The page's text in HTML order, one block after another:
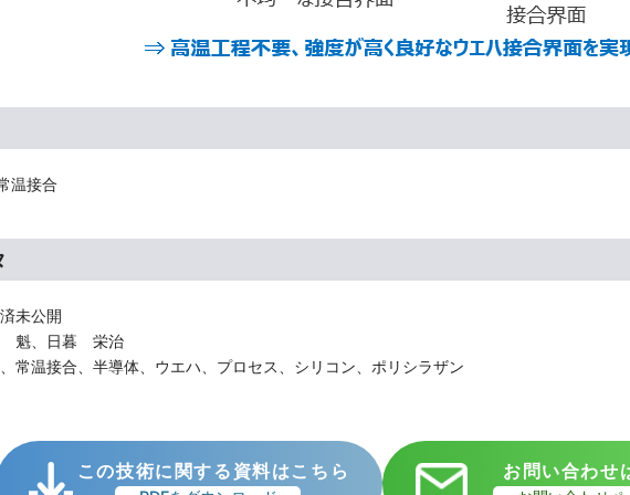
温接合
未公開
、日暮 栄治
常温接合、半導体、ウエハ、プロセス、シリコン、ポリシラザン
この技術に関する資料はこちら お問い合わせ